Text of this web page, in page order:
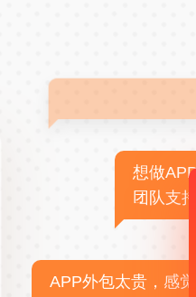
想做
团队支持
APP外包太贵，感